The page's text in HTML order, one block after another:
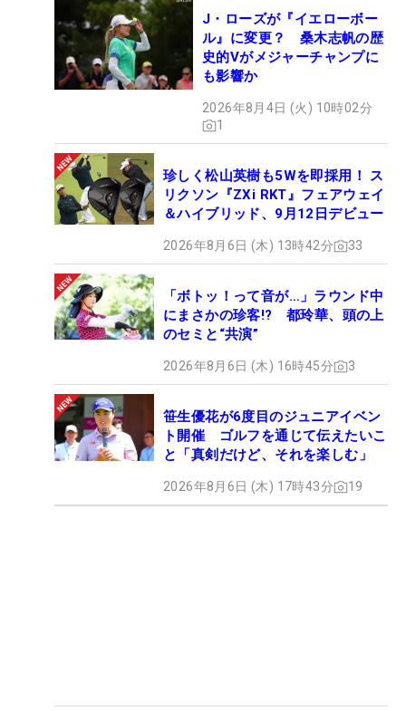
J・ローズが『イエローボー
ル』に変更？ 桑木志帆の歴
史的Vがメジャーチャンプに
も影響か
2026年8月4日 (火) 10時02分
1
珍しく松山英樹も5Wを即採用！ ス
リクソン『ZXi RKT』フェアウェイ
＆ハイブリッド、9月12日デビュー
2026年8月6日 (木) 13時42分 33
「ボトッ！って音が…」ラウンド中
にまさかの珍客!? 都玲華、頭の上
のセミと“共演”
2026年8月6日 (木) 16時45分 3
笹生優花が6度目のジュニアイベン
ト開催 ゴルフを通じて伝えたいこ
と「真剣だけど、それを楽しむ」
2026年8月6日 (木) 17時43分 19